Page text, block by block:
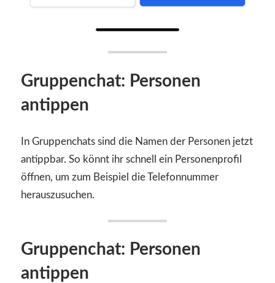
Gruppenchat: Personen
antippen
In Gruppenchats sind die Namen der Personen jetzt
antippbar. So könnt ihr schnell ein Personenprofil
öffnen, um zum Beispiel die Telefonnummer
herauszusuchen.
Gruppenchat: Personen
antippen